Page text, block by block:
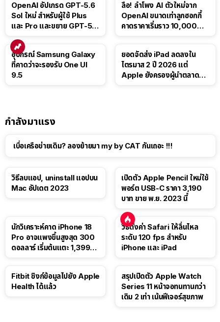
OpenAI อัปเกรด GPT-5.6
Sol ใหม่ สำหรับผู้ใช้ Plus
และ Pro และขยาย GPT-5.6
ลือ! ลำโพง AI ตัวใหม่จาก
OpenAI ขนาดเท่าลูกฮอกกี้
คาดราคาเริ่มราว 10,000
อุปกรณ์ Samsung Galaxy
ที่คาดว่าจะรองรับ One UI
9.5
ยอดจัดส่ง iPad ลดลงใน
ไตรมาส 2 ปี 2026 แต่
Apple ยังครองผู้นำตลาด
กำลังมาแรง
เบื่อเครือข่ายเดิม? ลองย้ายมา my by CAT กันเถอะ !!!
วิธีลบแอป, uninstall แอปบน
Mac อัปเดต 2023
เปิดตัว Apple Pencil ใหม่ใช้
พอร์ต USB-C ราคา 3,190
บาท ขาย พ.ย. 2023 นี้
นักวิเคราะห์คาด iPhone 18
Pro อาจแพงขึ้นสูงสุด 300
ดอลลาร์ เริ่มต้นแตะ 1,399
วิธีตั้งค่า Safari ให้ลื่นไหล
ระดับ 120 fps สำหรับ
iPhone และ iPad
Fitbit ซิงก์ข้อมูลไปยัง Apple
Health ได้แล้ว
สรุปเปิดตัว Apple Watch
Series 11 หน้าจอทนทานกว่า
เดิม 2 เท่า เน้นฟีเจอร์สุขภาพ